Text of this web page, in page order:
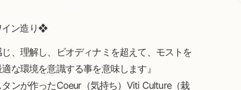
ン造り❖
、理解し、ビオディナミを超えて、モストを
な環境を意識する事を意味します』
ンが作ったCoeur（気持ち）Viti Culture（栽